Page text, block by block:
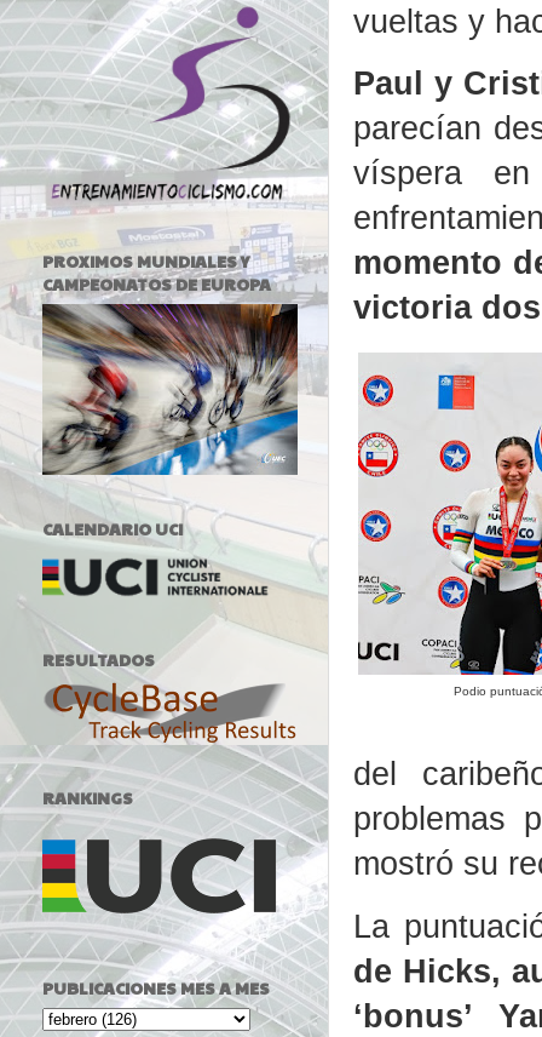
vueltas y
Paul y
parecían
víspera
momento
victoria
Podio
del
problemas
mostró su
La
de Hicks,
‘bonus’
PROXIMOS MUNDIALES Y
CAMPEONATOS DE EUROPA
CALENDARIO UCI
RESULTADOS
RANKINGS
PUBLICACIONES MES A MES